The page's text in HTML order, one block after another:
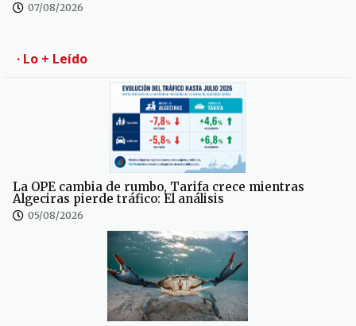
07/08/2026
· Lo + Leído
La OPE cambia de rumbo, Tarifa crece mientras
Algeciras pierde tráfico: El análisis
05/08/2026